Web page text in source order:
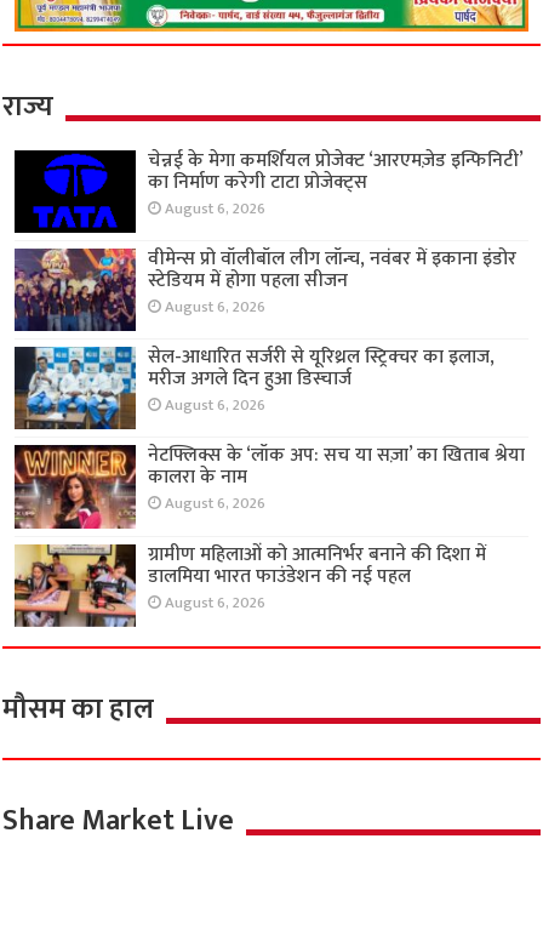
राज्य
चेन्नई के मेगा कमर्शियल प्रोजेक्ट ‘आरएमज़ेड इन्फिनिटी’
का निर्माण करेगी टाटा प्रोजेक्ट्स
August 6, 2026
वीमेन्स प्रो वॉलीबॉल लीग लॉन्च, नवंबर में इकाना इंडोर
स्टेडियम में होगा पहला सीजन
August 6, 2026
सेल-आधारित सर्जरी से यूरिथ्रल स्ट्रिक्चर का इलाज,
मरीज अगले दिन हुआ डिस्चार्ज
August 6, 2026
नेटफ्लिक्स के ‘लॉक अप: सच या सज़ा’ का खिताब श्रेया
कालरा के नाम
August 6, 2026
ग्रामीण महिलाओं को आत्मनिर्भर बनाने की दिशा में
डालमिया भारत फाउंडेशन की नई पहल
August 6, 2026
मौसम का हाल
Share Market Live